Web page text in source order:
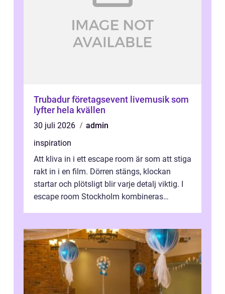
Trubadur företagsevent livemusik som
lyfter hela kvällen
30 juli 2026
admin
inspiration
Att kliva in i ett escape room är som att stiga
rakt in i en film. Dörren stängs, klockan
startar och plötsligt blir varje detalj viktig. I
escape room Stockholm kombineras